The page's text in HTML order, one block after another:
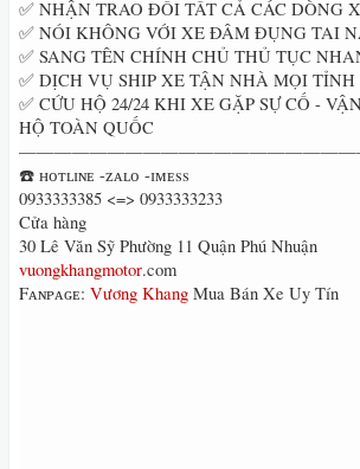
✅ NHẬN TRAO ĐỔI TẤT CẢ CÁC DÒNG
✅ NÓI KHÔNG VỚI XE ĐÂM ĐỤNG TAI
✅ SANG TÊN CHÍNH CHỦ THỦ TỤC
✅ DỊCH VỤ SHIP XE TẬN NHÀ MỌI
✅ CỨU HỘ 24/24 KHI XE GẶP SỰ CỐ -
HỘ TOÀN QUỐC
☎️ ʜᴏᴛʟɪɴᴇ -ᴢᴀʟᴏ -ɪᴍᴇss
0933333385 <=> 0933333233
Cửa hàng
30 Lê Văn Sỹ Phường 11 Quận Phú Nhuận
vuongkhangmotor.com
Fᴀɴᴘᴀɢᴇ: Vương Khang Mua Bán Xe Uy Tín